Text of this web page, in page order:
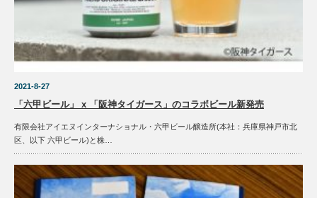
2021-8-27
「六甲ビール」 x 「阪神タイガース」のコラボビール新発売
有限会社アイエヌインターナショナル・六甲ビール醸造所(本社：兵庫県神戸市北
区、以下 六甲ビール)と株…